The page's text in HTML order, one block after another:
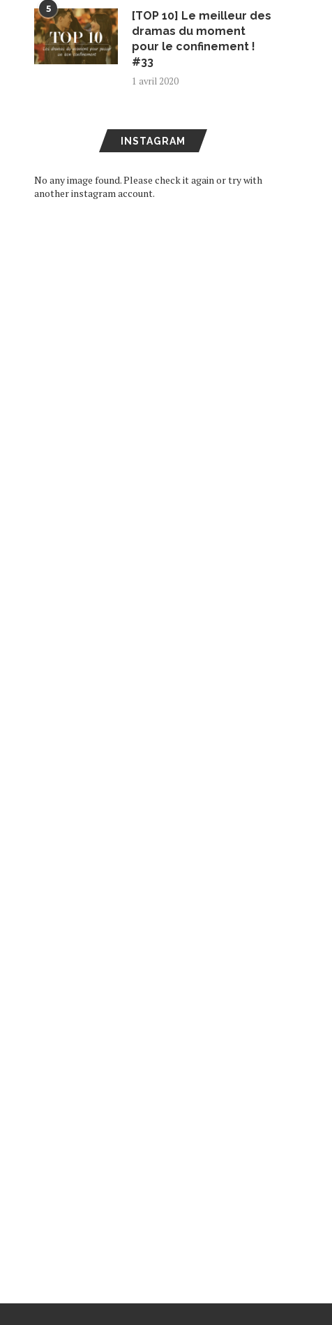
5
[TOP 10] Le meilleur des
dramas du moment
pour le confinement !
#33
1 avril 2020
INSTAGRAM
No any image found. Please check it again or try with
another instagram account.